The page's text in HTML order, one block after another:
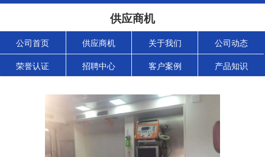
供应商机
公司首页 供应商机 关于我们 公司动态
荣誉认证 招聘中心 客户案例 产品知识